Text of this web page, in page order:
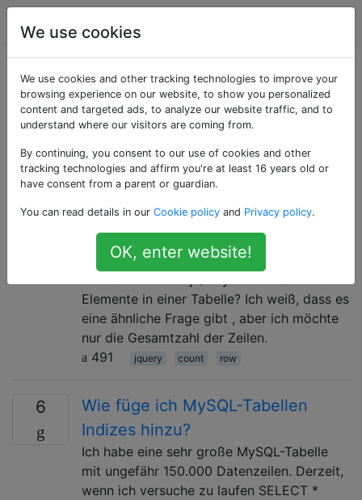
Programmierung
Als «row» getaggte
Fragen
Eine horizontale Linie von Zellen in einer Tabelle, einer
SQL-Tabelle, einer HTML-Tabelle oder einer ähnlichen
jQuery: Anzahl der Zeilen in einer
Tabelle zählen
Elemente in einer Tabelle? Ich weiß, dass es
eine ähnliche Frage gibt , aber ich möchte
nur die Gesamtzahl der Zeilen.
491
jquery count row
6
Wie füge ich MySQL-Tabellen
Indizes hinzu?
Ich habe eine sehr große MySQL-Tabelle
mit ungefähr 150.000 Datenzeilen. Derzeit,
wenn ich versuche zu laufen SELECT *
We use cookies
We use cookies and other tracking technologies to improve your
browsing experience on our website, to show you personalized
content and targeted ads, to analyze our website traffic, and to
understand where our visitors are coming from.
By continuing, you consent to our use of cookies and other
tracking technologies and affirm you're at least 16 years old or
have consent from a parent or guardian.
You can read details in our Cookie policy and Privacy policy.
OK, enter website!